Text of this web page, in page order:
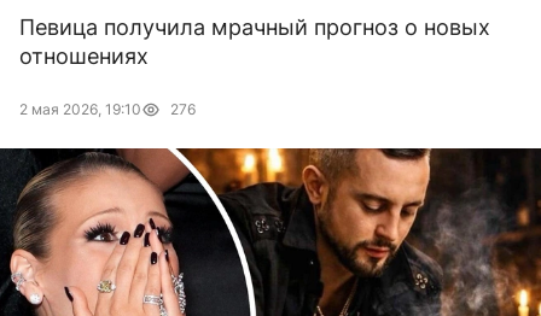
Певица получила мрачный прогноз о новых
отношениях
2 мая 2026, 19:10 276